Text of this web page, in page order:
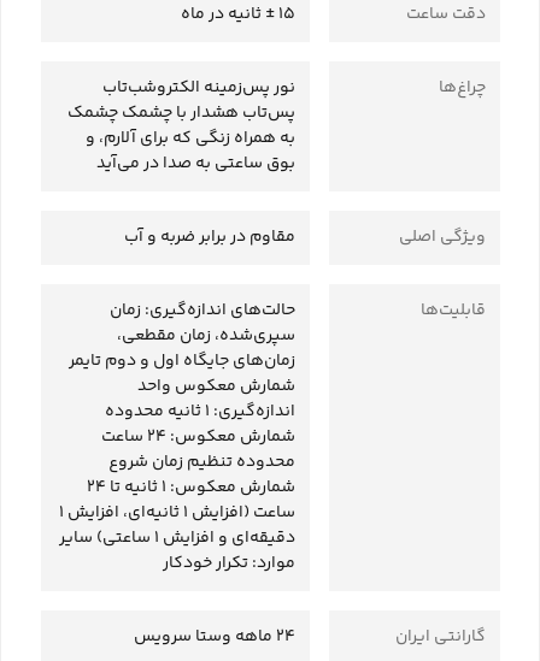
دقت ساعت 15 ± ثانیه در ماه
چراغ‌ها
نور پس‌زمینه الکتروشب‌تاب
پس‌تاب هشدار با چشمک چشمک
به همراه زنگی که برای آلارم، و
بوق ساعتی به صدا در می‌آید
ویژگی‌ اصلی مقاوم در برابر ضربه و آب
قابلیت‌ها
حالت‌های اندازه‌گیری: زمان
سپری‌شده، زمان مقطعی،
زمان‌های جایگاه اول و دوم تایمر
شمارش معکوس واحد
اندازه‌گیری: 1 ثانیه محدوده
شمارش معکوس: 24 ساعت
محدوده تنظیم زمان شروع
شمارش معکوس: 1 ثانیه تا 24
ساعت (افزایش 1 ثانیه‌ای، افزایش 1
دقیقه‌ای و افزایش 1 ساعتی) سایر
موارد: تکرار خودکار
گارانتی ایران 24 ماهه وستا سرویس